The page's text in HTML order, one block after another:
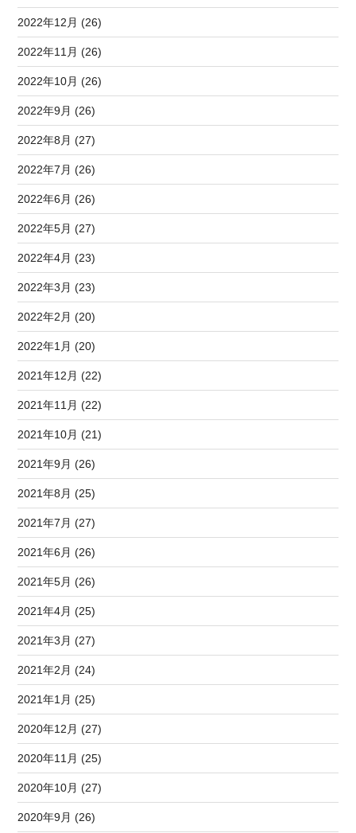
2022年12月 (26)
2022年11月 (26)
2022年10月 (26)
2022年9月 (26)
2022年8月 (27)
2022年7月 (26)
2022年6月 (26)
2022年5月 (27)
2022年4月 (23)
2022年3月 (23)
2022年2月 (20)
2022年1月 (20)
2021年12月 (22)
2021年11月 (22)
2021年10月 (21)
2021年9月 (26)
2021年8月 (25)
2021年7月 (27)
2021年6月 (26)
2021年5月 (26)
2021年4月 (25)
2021年3月 (27)
2021年2月 (24)
2021年1月 (25)
2020年12月 (27)
2020年11月 (25)
2020年10月 (27)
2020年9月 (26)